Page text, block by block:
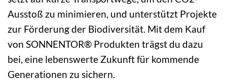
Ausstoß zu minimieren, und unterstützt Projekte
zur Förderung der Biodiversität. Mit dem Kauf
von SONNENTOR® Produkten trägst du dazu
bei, eine lebenswerte Zukunft für kommende
Generationen zu sichern.